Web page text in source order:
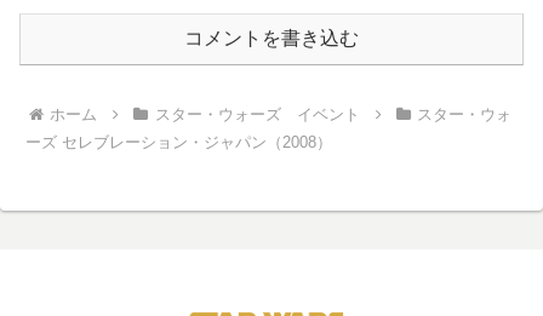
コメントを書き込む
ホーム スター・ウォーズ イベント
スター・ウォ
ーズ セレブレーション・ジャパン（2008）